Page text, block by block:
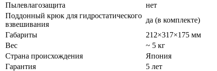
Пылевлагозащита
нет
Поддонный крюк для гидростатического
взвешивания
да (в комплекте)
Габариты
212×317×175 мм
Вес
~ 5 кг
Страна происхождения
Япония
Гарантия
5 лет